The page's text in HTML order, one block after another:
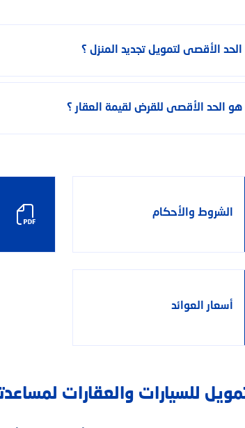
الحد الأقصى لتمويل تجديد المنزل ؟
هو الحد الأقصى للقرض لقيمة العقار ؟
الشروط والأحكام
أسعار العوائد
للسيارات والعقارات